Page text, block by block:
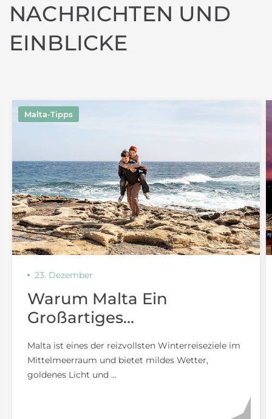
NACHRICHTEN UND
EINBLICKE
Malta-Tipps
23. Dezember
Warum Malta Ein
Großartiges
Ist
Malta ist eines der reizvollsten Winterreiseziele im
Mittelmeerraum und bietet mildes Wetter,
goldenes Licht und ...